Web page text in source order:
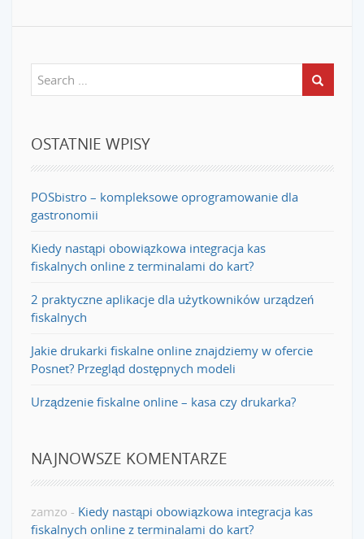
OSTATNIE WPISY
POSbistro – kompleksowe oprogramowanie dla
gastronomii
Kiedy nastąpi obowiązkowa integracja kas
fiskalnych online z terminalami do kart?
2 praktyczne aplikacje dla użytkowników urządzeń
fiskalnych
Jakie drukarki fiskalne online znajdziemy w ofercie
Posnet? Przegląd dostępnych modeli
Urządzenie fiskalne online – kasa czy drukarka?
NAJNOWSZE KOMENTARZE
zamzo - Kiedy nastąpi obowiązkowa integracja kas
fiskalnych online z terminalami do kart?